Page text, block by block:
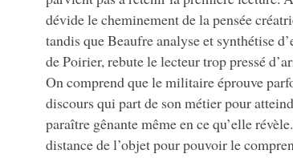
dévide le cheminement de la pensée
tandis que Beaufre analyse et synthétise
de Poirier, rebute le lecteur trop pressé
On comprend que le militaire éprouve
discours qui part de son métier pour
paraître gênante même en ce qu’elle
distance de l’objet pour pouvoir le